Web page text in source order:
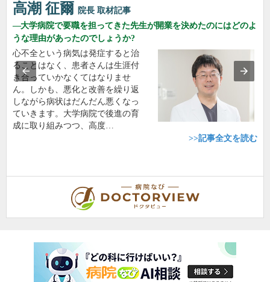
高潮 征爾 院長 取材記事
大学病院で要職を担ってきた先生が開業を決めたのにはどのよ
うな理由があったのでしょうか?
心不全という病気は発症すると治
ることはなく、患者さんは生涯付
き合っていかなくてはなりませ
ん。しかも、悪化と改善を繰り返
しながら病状はだんだん悪くなっ
ていきます。大学病院で後進の育
成に取り組みつつ、高度…
>>記事全文を読む